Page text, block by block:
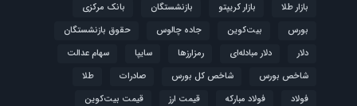
بازار طلا
بازار کریپتو بازنشستگان
بانک مرکزی
بورس
بیت‌کوین جاده چالوس
حقوق بازنشستگان
دلار
دلار مبادله‌ای رمزارزها سایپا
سهام عدالت
شاخص بورس
شاخص کل بورس صادرات
طلا
فولاد
فولاد مبارکه قیمت ارز
قیمت بیت‌کوین